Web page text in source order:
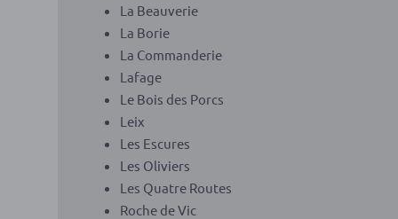
La Beauverie
La Borie
La Commanderie
Lafage
Le Bois des Porcs
Leix
Les Escures
Les Oliviers
Les Quatre Routes
Roche de Vic